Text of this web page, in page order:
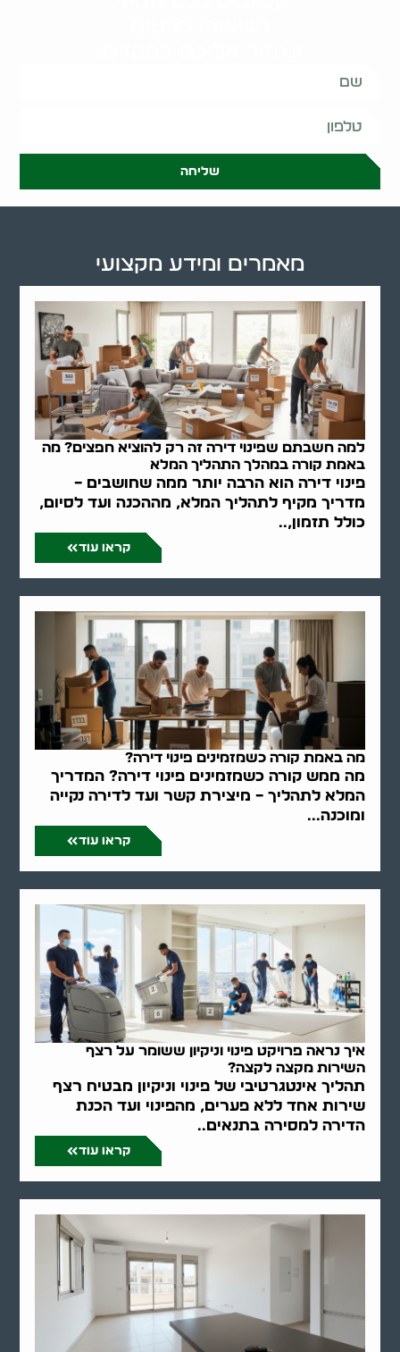
שליחה
למה חשבתם שפינוי דירה זה רק להוציא חפצים? מה
באמת קורה במהלך התהליך המלא
פינוי דירה הוא הרבה יותר ממה שחושבים –
מדריך מקיף לתהליך המלא, מההכנה ועד לסיום,
כולל תזמון,..
קראו עוד
מה באמת קורה כשמזמינים פינוי דירה?
מה ממש קורה כשמזמינים פינוי דירה? המדריך
המלא לתהליך – מיצירת קשר ועד לדירה נקייה
ומוכנה...
קראו עוד
איך נראה פרויקט פינוי וניקיון ששומר על רצף
השירות מקצה לקצה?
תהליך אינטגרטיבי של פינוי וניקיון מבטיח רצף
שירות אחד ללא פערים, מהפינוי ועד הכנת
הדירה למסירה בתנאים..
קראו עוד
מאמרים ומידע מקצועי